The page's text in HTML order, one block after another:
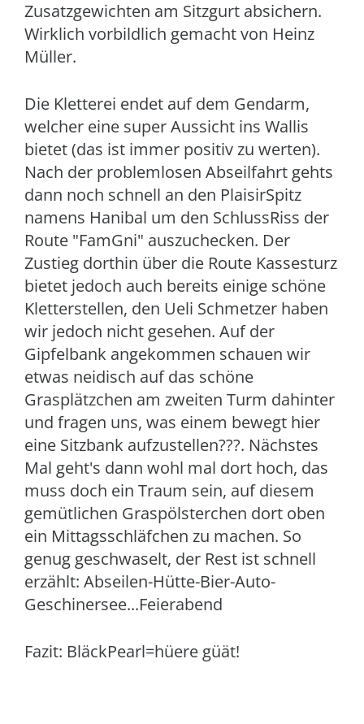
Zusatzgewichten am Sitzgurt absichern.
Wirklich vorbildlich gemacht von Heinz
Müller.
Die Kletterei endet auf dem Gendarm,
welcher eine super Aussicht ins Wallis
bietet (das ist immer positiv zu werten).
Nach der problemlosen Abseilfahrt gehts
dann noch schnell an den PlaisirSpitz
namens Hanibal um den SchlussRiss der
Route "FamGni" auszuchecken. Der
Zustieg dorthin über die Route Kassesturz
bietet jedoch auch bereits einige schöne
Kletterstellen, den Ueli Schmetzer haben
wir jedoch nicht gesehen. Auf der
Gipfelbank angekommen schauen wir
etwas neidisch auf das schöne
Grasplätzchen am zweiten Turm dahinter
und fragen uns, was einem bewegt hier
eine Sitzbank aufzustellen???. Nächstes
Mal geht's dann wohl mal dort hoch, das
muss doch ein Traum sein, auf diesem
gemütlichen Graspölsterchen dort oben
ein Mittagsschläfchen zu machen. So
genug geschwaselt, der Rest ist schnell
erzählt: Abseilen-Hütte-Bier-Auto-
Geschinersee...Feierabend
Fazit: BläckPearl=hüere güät!